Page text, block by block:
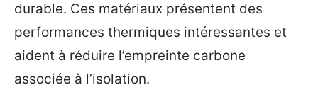
durable. Ces matériaux présentent des
performances thermiques intéressantes et
aident à réduire l’empreinte carbone
associée à l’isolation.